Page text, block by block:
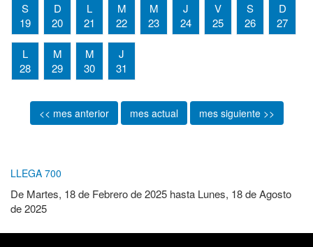
S
19
D
20
L
21
M
22
M
23
J
24
V
25
S
26
D
27
L
28
M
29
M
30
J
31
<< mes anterior mes actual mes siguiente >>
LLEGA 700
De Martes, 18 de Febrero de 2025 hasta Lunes, 18 de Agosto
de 2025